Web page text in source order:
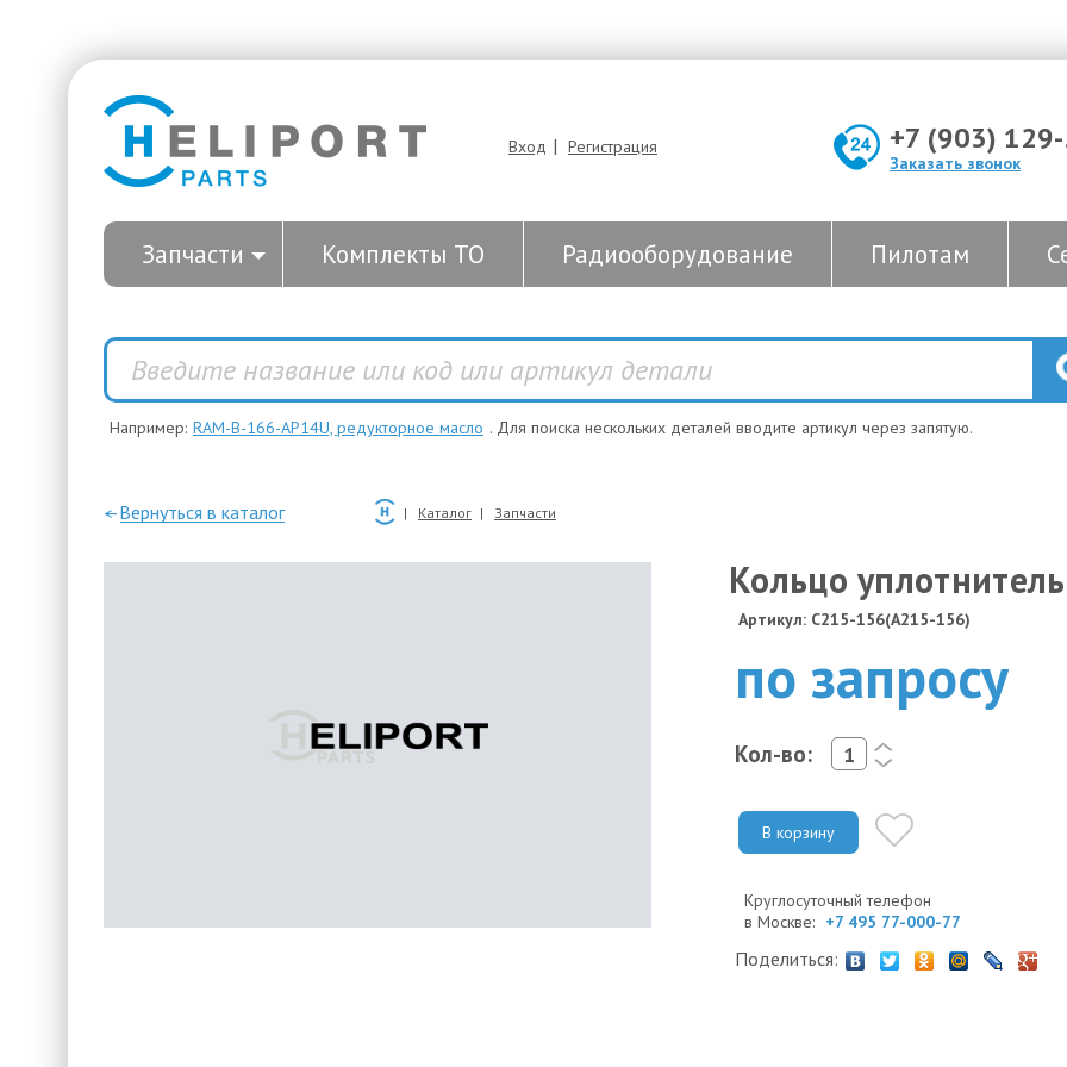
Вход | Регистрация +7 (903)
Заказать звонок
Запчасти Комплекты ТО Радиооборудование Пилотам
Например: RAM-B-166-AP14U, редукторное масло . Для поиска нескольких деталей вводите артикул через запятую.
—Вернуться в каталог Каталог Запчасти
Кольцо
Артикул: C215-156(A215-156)
по запросу
Кол-во:
<
>
В корзину
Круглосуточный телефон
в Москве: +7 495 77-000-77
Поделиться: